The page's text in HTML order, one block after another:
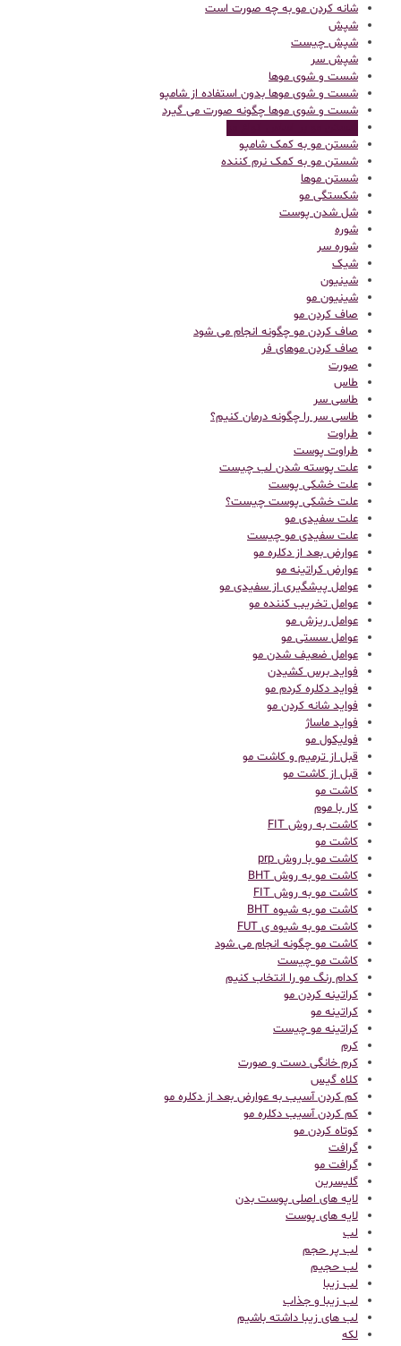
شانه کردن مو به چه صورت است
شپش
شپش چیست
شپش سر
شست و شوی موها
شست و شوی موها بدون استفاده از شامپو
شست و شوی موها چگونه صورت می گیرد
شستن مو به کمک شامپو
شستن مو به کمک نرم کننده
شستن موها
شکستگی مو
شل شدن پوست
شوره
شوره سر
شیک
شینیون
شینیون مو
صاف کردن مو
صاف کردن مو چگونه انجام می شود
صاف کردن موهای فر
صورت
طاس
طاسی سر
طاسی سر را چگونه درمان کنیم؟
طراوت
طراوت پوست
علت پوسته شدن لب چیست
علت خشکی پوست
علت خشکی پوست چیست؟
علت سفیدی مو
علت سفیدی مو چیست
عوارض بعد از دکلره مو
عوارض کراتینه مو
عوامل پیشگیری از سفیدی مو
عوامل تخریب کننده مو
عوامل ریزش مو
عوامل سستی مو
عوامل ضعیف شدن مو
فواید برس کشیدن
فواید دکلره کردم مو
فواید شانه کردن مو
فواید ماساژ
فولیکول مو
قبل از ترمیم و کاشت مو
قبل از کاشت مو
كاشت مو
کار با موم
کاشت به روش FIT
کاشت مو
کاشت مو با روش prp
کاشت مو به روش BHT
کاشت مو به روش FIT
کاشت مو به شیوه BHT
کاشت مو به شیوه ی FUT
کاشت مو چگونه انجام می شود
کاشت مو چیست
کدام رنگ مو را انتخاب کنیم
کراتینه کردن مو
کراتینه مو
کراتینه مو چیست
کرم
کرم خانگی دست و صورت
کلاه گیس
کم کردن آسیب به عوارض بعد از دکلره مو
کم کردن آسیب دکلره مو
کوتاه کردن مو
گرافت
گرافت مو
گلیسرین
لایه های اصلی پوست بدن
لایه های پوست
لب
لب پر حجم
لب حجیم
لب زیبا
لب زیبا و جذاب
لب های زیبا داشته باشیم
لکه